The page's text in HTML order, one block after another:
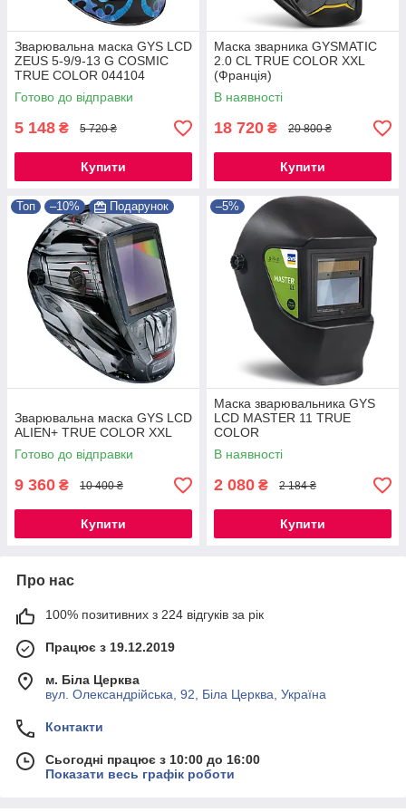
Зварювальна маска GYS LCD
ZEUS 5-9/9-13 G COSMIC
TRUE COLOR 044104
Готово до відправки
5 148 ₴ 5 720 ₴
Купити
Маска зварника GYSMATIC
2.0 CL TRUE COLOR XXL
(Франція)
В наявності
18 720 ₴ 20 800 ₴
Купити
Топ –10% Подарунок
Зварювальна маска GYS LCD
ALIEN+ TRUE COLOR XXL
Готово до відправки
9 360 ₴ 10 400 ₴
Купити
–5%
Маска зварювальника GYS
LCD MASTER 11 TRUE
COLOR
В наявності
2 080 ₴ 2 184 ₴
Купити
Про нас
100% позитивних з 224 відгуків за рік
Працює з 19.12.2019
м. Біла Церква
вул. Олександрійська, 92, Біла Церква, Україна
Контакти
Сьогодні працює з 10:00 до 16:00
Показати весь графік роботи